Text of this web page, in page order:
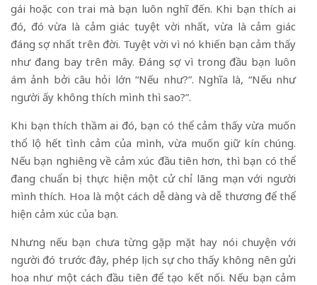
gái hoặc con trai mà bạn luôn nghĩ đến. Khi bạn thích ai
đó, đó vừa là cảm giác tuyệt vời nhất, vừa là cảm giác
đáng sợ nhất trên đời. Tuyệt vời vì nó khiến bạn cảm thấy
như đang bay trên mây. Đáng sợ vì trong đầu bạn luôn
ám ảnh bởi câu hỏi lớn “Nếu như?”. Nghĩa là, “Nếu như
người ấy không thích mình thì sao?”.
Khi bạn thích thầm ai đó, bạn có thể cảm thấy vừa muốn
thổ lộ hết tình cảm của mình, vừa muốn giữ kín chúng.
Nếu bạn nghiêng về cảm xúc đầu tiên hơn, thì bạn có thể
đang chuẩn bị thực hiện một cử chỉ lãng mạn với người
mình thích. Hoa là một cách dễ dàng và dễ thương để thể
hiện cảm xúc của bạn.
Nhưng nếu bạn chưa từng gặp mặt hay nói chuyện với
người đó trước đây, phép lịch sự cho thấy không nên gửi
hoa như một cách đầu tiên để tạo kết nối. Nếu bạn cảm